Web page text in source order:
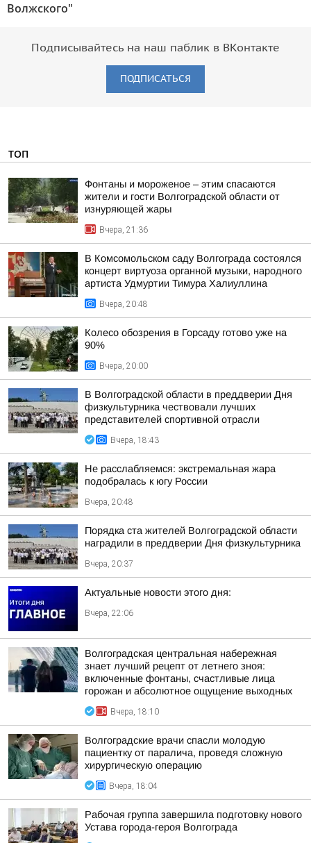
Волжского"
Подписывайтесь на наш паблик в ВКонтакте
ПОДПИСАТЬСЯ
ТОП
Фонтаны и мороженое – этим спасаются
жители и гости Волгоградской области от
изнуряющей жары
Вчера, 21:36
В Комсомольском саду Волгограда состоялся
концерт виртуоза органной музыки, народного
артиста Удмуртии Тимура Халиуллина
Вчера, 20:48
Колесо обозрения в Горсаду готово уже на
90%
Вчера, 20:00
В Волгоградской области в преддверии Дня
физкультурника чествовали лучших
представителей спортивной отрасли
Вчера, 18:43
Не расслабляемся: экстремальная жара
подобралась к югу России
Вчера, 20:48
Порядка ста жителей Волгоградской области
наградили в преддверии Дня физкультурника
Вчера, 20:37
Актуальные новости этого дня:
Вчера, 22:06
Волгоградская центральная набережная
знает лучший рецепт от летнего зноя:
включенные фонтаны, счастливые лица
горожан и абсолютное ощущение выходных
Вчера, 18:10
Волгоградские врачи спасли молодую
пациентку от паралича, проведя сложную
хирургическую операцию
Вчера, 18:04
Рабочая группа завершила подготовку нового
Устава города-героя Волгограда